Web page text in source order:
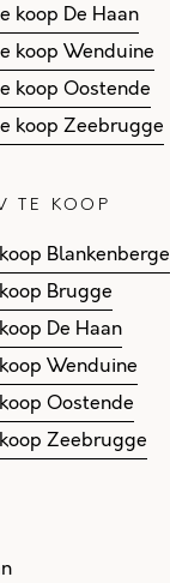
koop De Haan
koop Wenduine
koop Oostende
koop Zeebrugge
TE KOOP
Blankenberge
Brugge
De Haan
Wenduine
Oostende
Zeebrugge